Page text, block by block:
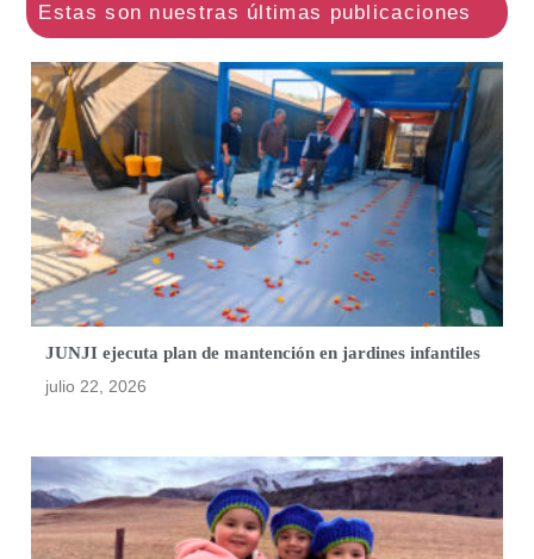
JUNJI ejecuta plan de mantención en jardines infantiles
julio 22, 2026